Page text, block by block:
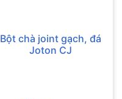
Bột chà joint gạch, đá
Joton CJ